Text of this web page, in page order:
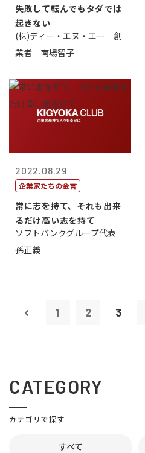
失敗して転んでもタダでは
起きない
(株)ディー・エヌ・エー 創
業者 南場智子
2022.08.29
企業家たちの金言
常に志を持て、それも出来
るだけ高い志を持て
ソフトバンクグループ代表
孫正義
1 2 3
CATEGORY
カテゴリで探す
すべて